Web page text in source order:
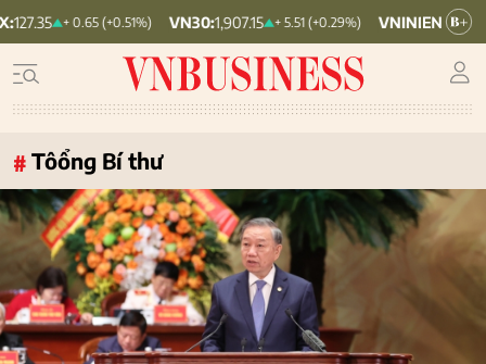
+ 0.65 (+0.51%) VN30:1,907.15 + 5.51 (+0.29%) VNINDEX:1,768.42
# Tôổng Bí thư